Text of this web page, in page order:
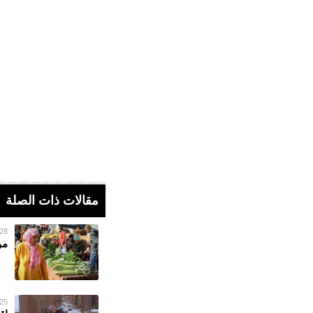
مقالات ذات الصلة
28 فبراير 2023
25 فبراير 2023